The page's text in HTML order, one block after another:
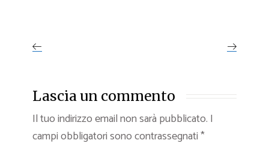
Lascia un commento
Il tuo indirizzo email non sarà pubblicato. I
campi obbligatori sono contrassegnati*